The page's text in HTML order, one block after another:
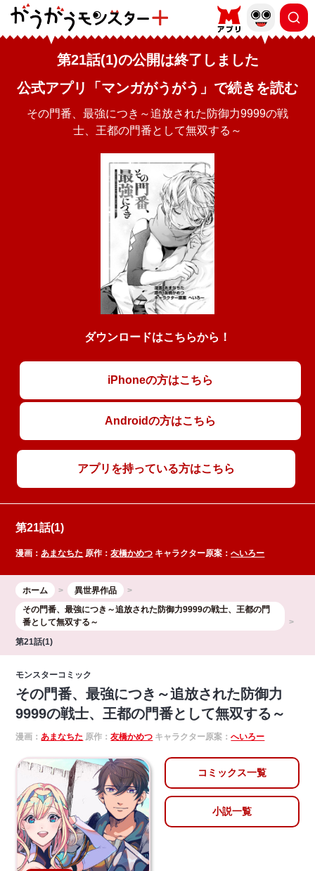
第21話(1)の公開は終了しました
公式アプリ「マンガがうがう」で続きを読む
その門番、最強につき～追放された防御力9999の戦
士、王都の門番として無双する～
ダウンロードはこちらから！
iPhoneの方はこちら
Androidの方はこちら
アプリを持っている方はこちら
第21話(1)
漫画：あまなちた 原作：友橋かめつ キャラクター原案：へいろー
ホーム
異世界作品
その門番、最強につき～追放された防御力9999の戦士、王都の門
番として無双する～
第21話(1)
モンスターコミック
その門番、最強につき～追放された防御力
9999の戦士、王都の門番として無双する～
漫画：あまなちた 原作：友橋かめつ キャラクター原案：へいろー
コミックス一覧
小説一覧